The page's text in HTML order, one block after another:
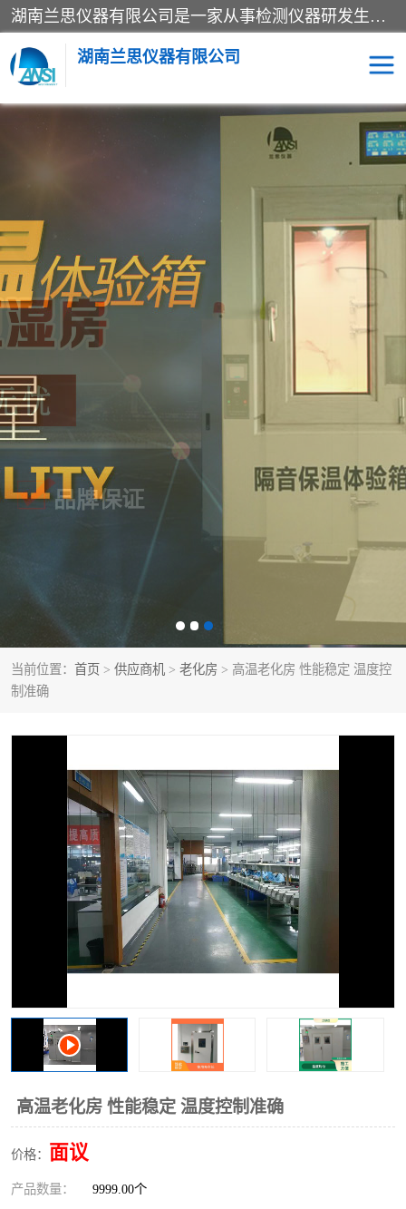
湖南兰思仪器有限公司是一家从事检测仪器研发生产销售和维修保养服务的综合型企业，产品符合国际标准可按需定制专业售前售后工程师，主要有门窗性能体验箱、门窗隔音展示箱、恒温恒湿试验箱、步入式恒温恒湿房、高低温试验箱、老化试验箱、老化试验房、恒温恒湿培养箱、水泥标准养护试验箱、电热鼓风干燥试验箱、真空干燥箱、工业烤箱、盐雾腐蚀试验箱等。
湖南兰思仪器有限公司
当前位置： 首页 > 供应商机 > 老化房 > 高温老化房 性能稳定 温度控
制准确
高温老化房 性能稳定 温度控制准确
价格： 面议
产品数量： 9999.00个
恒温恒湿试验箱
门窗体验箱